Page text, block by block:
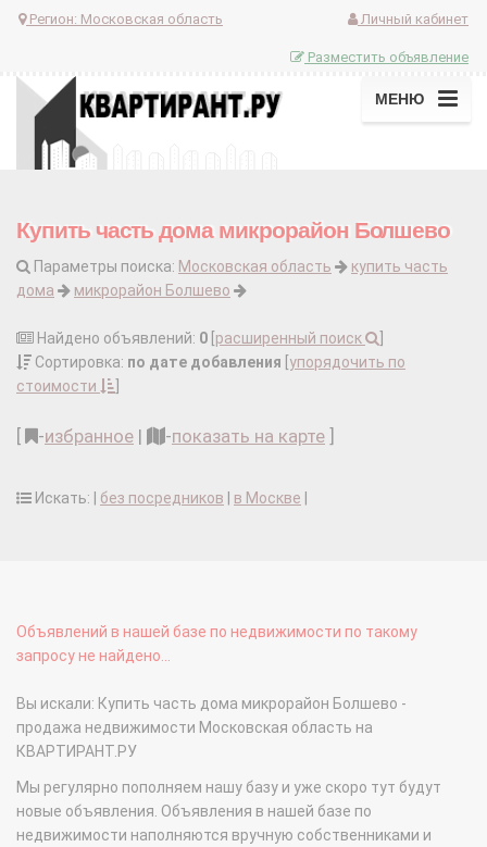
Регион: Московская область Личный кабинет
Разместить объявление
МЕНЮ
Купить часть дома микрорайон Болшево
Параметры поиска: Московская область
купить часть
дома
микрорайон Болшево
Найдено объявлений: 0 расширенный поиск
Сортировка: по дате добавления упорядочить по
стоимости
-избранное | -показать на карте
Искать: | без посредников в Москве
Объявлений в нашей базе по недвижимости по такому
запросу не найдено...
Вы искали: Купить часть дома микрорайон Болшево -
продажа недвижимости Московская область на
КВАРТИРАНТ.РУ
Мы регулярно пополняем нашу базу и уже скоро тут будут
новые объявления. Объявления в нашей базе по
недвижимости наполняются вручную собственниками и